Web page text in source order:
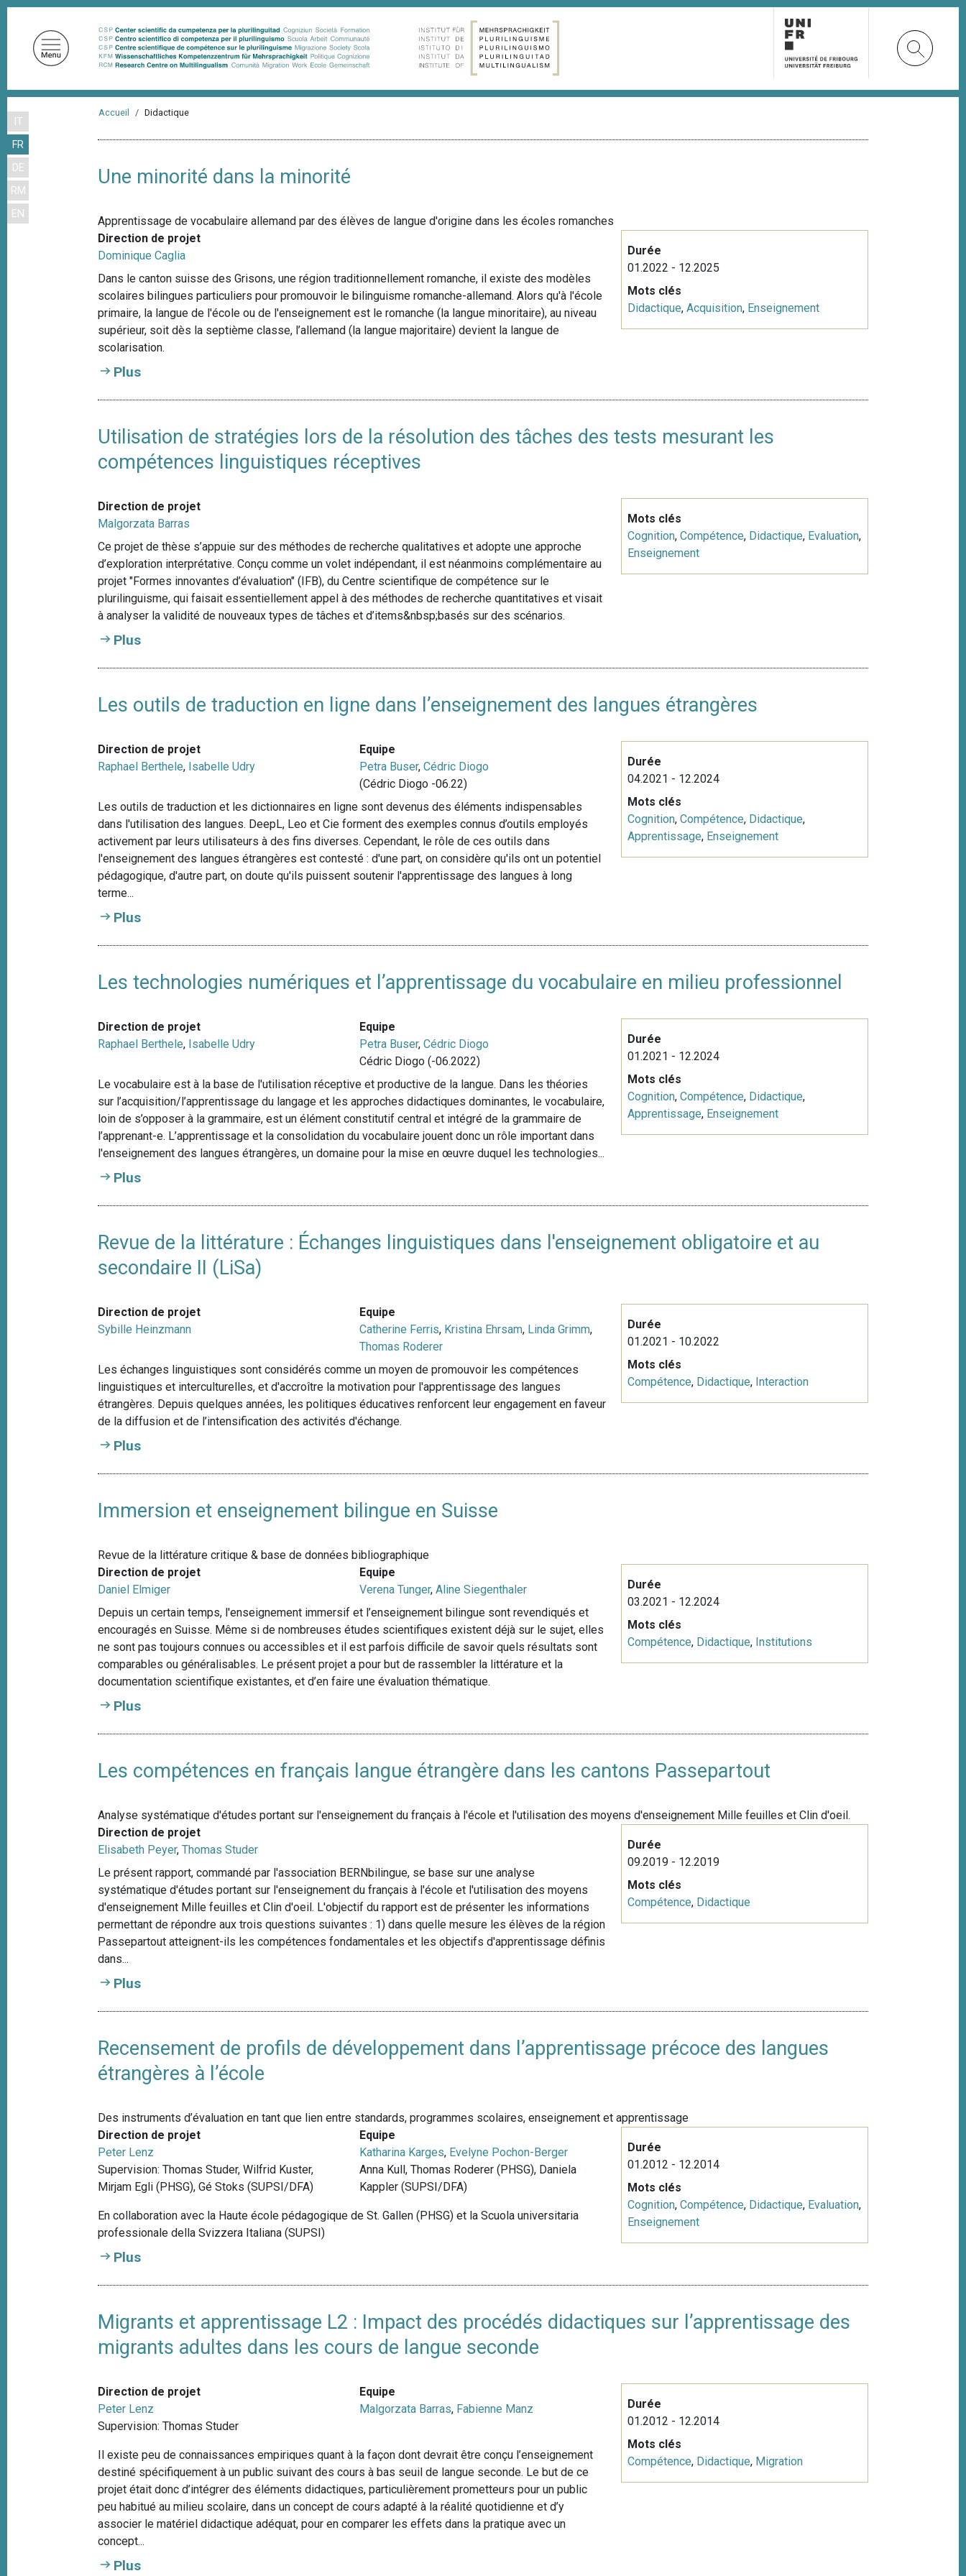
IT
FR
DE
RM
EN
A
Accueil Didactique
Une minorité dans la minorité
Apprentissage de vocabulaire allemand par des élèves de langue d'origine dans les écoles romanches
Direction de projet
Dominique Caglia
Dans le canton suisse des Grisons, une région traditionnellement romanche, il existe des modèles
scolaires bilingues particuliers pour promouvoir le bilinguisme romanche-allemand. Alors qu'à l'école
primaire, la langue de l'école ou de l'enseignement est le romanche (la langue minoritaire), au niveau
supérieur, soit dès la septième classe, l’allemand (la langue majoritaire) devient la langue de
scolarisation.
Plus
Durée
01.2022 - 12.2025
Mots clés
Didactique, Acquisition, Enseignement
Utilisation de stratégies lors de la résolution des tâches des tests mesurant les
compétences linguistiques réceptives
Direction de projet
Malgorzata Barras
Ce projet de thèse s’appuie sur des méthodes de recherche qualitatives et adopte une approche
d’exploration interprétative. Conçu comme un volet indépendant, il est néanmoins complémentaire au
projet "Formes innovantes d’évaluation" (IFB), du Centre scientifique de compétence sur le
plurilinguisme, qui faisait essentiellement appel à des méthodes de recherche quantitatives et visait
à analyser la validité de nouveaux types de tâches et d’items&nbsp;basés sur des scénarios.
Plus
Mots clés
Cognition, Compétence, Didactique, Evaluation,
Enseignement
Les outils de traduction en ligne dans l’enseignement des langues étrangères
Direction de projet
Raphael Berthele, Isabelle Udry
Equipe
Petra Buser,Cédric Diogo
(Cédric Diogo -06.22)
Les outils de traduction et les dictionnaires en ligne sont devenus des éléments indispensables
dans l'utilisation des langues. DeepL, Leo et Cie forment des exemples connus d’outils employés
activement par leurs utilisateurs à des fins diverses. Cependant, le rôle de ces outils dans
l'enseignement des langues étrangères est contesté : d'une part, on considère qu'ils ont un potentiel
pédagogique, d'autre part, on doute qu'ils puissent soutenir l'apprentissage des langues à long
terme...
Plus
Durée
04.2021 - 12.2024
Mots clés
Cognition, Compétence, Didactique,
Apprentissage, Enseignement
Les technologies numériques et l’apprentissage du vocabulaire en milieu professionnel
Direction de projet
Raphael Berthele, Isabelle Udry
Equipe
Petra Buser,Cédric Diogo
Cédric Diogo (-06.2022)
Le vocabulaire est à la base de l'utilisation réceptive et productive de la langue. Dans les théories
sur l’acquisition/l’apprentissage du langage et les approches didactiques dominantes, le vocabulaire,
loin de s’opposer à la grammaire, est un élément constitutif central et intégré de la grammaire de
l’apprenant-e. L’apprentissage et la consolidation du vocabulaire jouent donc un rôle important dans
l'enseignement des langues étrangères, un domaine pour la mise en œuvre duquel les technologies...
Plus
Durée
01.2021 - 12.2024
Mots clés
Cognition, Compétence, Didactique,
Apprentissage, Enseignement
Revue de la littérature : Échanges linguistiques dans l'enseignement obligatoire et au
secondaire II (LiSa)
Direction de projet
Sybille Heinzmann
Equipe
Catherine Ferris, Kristina Ehrsam, Linda Grimm,
Thomas Roderer
Les échanges linguistiques sont considérés comme un moyen de promouvoir les compétences
linguistiques et interculturelles, et d'accroître la motivation pour l'apprentissage des langues
étrangères. Depuis quelques années, les politiques éducatives renforcent leur engagement en faveur
de la diffusion et de l’intensification des activités d'échange.
Plus
Durée
01.2021 - 10.2022
Mots clés
Compétence, Didactique, Interaction
Immersion et enseignement bilingue en Suisse
Revue de la littérature critique & base de données bibliographique
Direction de projet
Daniel Elmiger
Equipe
Verena Tunger,Aline Siegenthaler
Depuis un certain temps, l'enseignement immersif et l’enseignement bilingue sont revendiqués et
encouragés en Suisse. Même si de nombreuses études scientifiques existent déjà sur le sujet, elles
ne sont pas toujours connues ou accessibles et il est parfois difficile de savoir quels résultats sont
comparables ou généralisables. Le présent projet a pour but de rassembler la littérature et la
documentation scientifique existantes, et d’en faire une évaluation thématique.
Plus
Durée
03.2021 - 12.2024
Mots clés
Compétence, Didactique, Institutions
Les compétences en français langue étrangère dans les cantons Passepartout
Analyse systématique d'études portant sur l'enseignement du français à l'école et l'utilisation des moyens d'enseignement Mille feuilles et Clin d'oeil.
Direction de projet
Elisabeth Peyer,Thomas Studer
Le présent rapport, commandé par l'association BERNbilingue, se base sur une analyse
systématique d'études portant sur l'enseignement du français à l'école et l'utilisation des moyens
d'enseignement Mille feuilles et Clin d'oeil. L'objectif du rapport est de présenter les informations
permettant de répondre aux trois questions suivantes : 1) dans quelle mesure les élèves de la région
Passepartout atteignent-ils les compétences fondamentales et les objectifs d'apprentissage définis
dans...
Plus
Durée
09.2019 - 12.2019
Mots clés
Compétence, Didactique
Recensement de profils de développement dans l’apprentissage précoce des langues
étrangères à l’école
Des instruments d’évaluation en tant que lien entre standards, programmes scolaires, enseignement et apprentissage
Direction de projet
Peter Lenz
Supervision: Thomas Studer, Wilfrid Kuster,
Mirjam Egli (PHSG), Gé Stoks (SUPSI/DFA)
Equipe
Katharina Karges, Evelyne Pochon-Berger
Anna Kull, Thomas Roderer (PHSG), Daniela
Kappler (SUPSI/DFA)
En collaboration avec la Haute école pédagogique de St. Gallen (PHSG) et la Scuola universitaria
professionale della Svizzera Italiana (SUPSI)
Plus
Durée
01.2012 - 12.2014
Mots clés
Cognition, Compétence, Didactique, Evaluation,
Enseignement
Migrants et apprentissage L2 : Impact des procédés didactiques sur l’apprentissage des
migrants adultes dans les cours de langue seconde
Direction de projet
Peter Lenz
Supervision: Thomas Studer
Equipe
Malgorzata Barras, Fabienne Manz
Il existe peu de connaissances empiriques quant à la façon dont devrait être conçu l’enseignement
destiné spécifiquement à un public suivant des cours à bas seuil de langue seconde. Le but de ce
projet était donc d’intégrer des éléments didactiques, particulièrement prometteurs pour un public
peu habitué au milieu scolaire, dans un concept de cours adapté à la réalité quotidienne et d’y
associer le matériel didactique adéquat, pour en comparer les effets dans la pratique avec un
concept...
Plus
Durée
01.2012 - 12.2014
Mots clés
Compétence, Didactique, Migration